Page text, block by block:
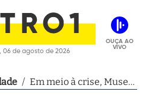
06 de agosto de 2026
OUÇA AO
VIVO
/ Em meio à crise, Museu